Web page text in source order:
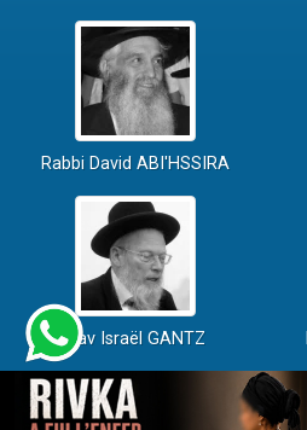
Rabbi David ABI'HSSIRA
Rav Israël GANTZ